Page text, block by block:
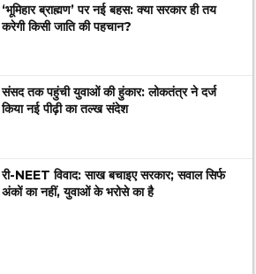
‘भूमिहार ब्राह्मण’ पर नई बहस: क्या सरकार ही तय
करेगी किसी जाति की पहचान?
संसद तक पहुंची युवाओं की हुंकार: लोकतंत्र ने दर्ज
किया नई पीढ़ी का तल्ख संदेश
री-NEET विवाद: साख बचाइए सरकार; सवाल सिर्फ
अंकों का नहीं, युवाओं के भरोसे का है